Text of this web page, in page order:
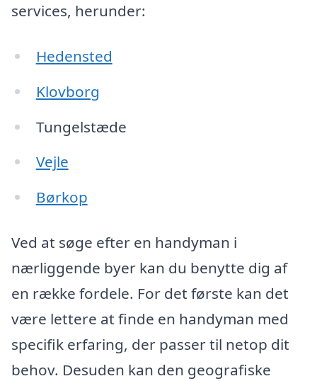
services, herunder:
Hedensted
Klovborg
Tungelstæde
Vejle
Børkop
Ved at søge efter en handyman i
nærliggende byer kan du benytte dig af
en række fordele. For det første kan det
være lettere at finde en handyman med
specifik erfaring, der passer til netop dit
behov. Desuden kan den geografiske